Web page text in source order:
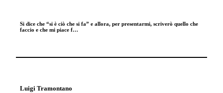
Si dice che “si è ciò che si fa” e allora, per presentarmi, scriverò quello che
faccio e che mi piace f…
Luigi Tramontano